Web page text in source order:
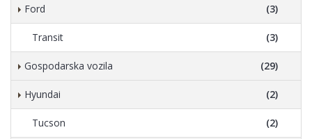
Ford (3)
Transit (3)
Gospodarska vozila (29)
Hyundai (2)
Tucson (2)